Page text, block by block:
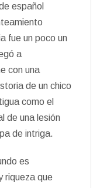
español
fue un poco un
a
con una
de un chico
como el
de una lesión
de intriga.
es
riqueza que